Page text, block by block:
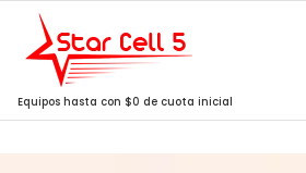
Saltar
contenido
Equipos hasta con $0 de cuota inicial